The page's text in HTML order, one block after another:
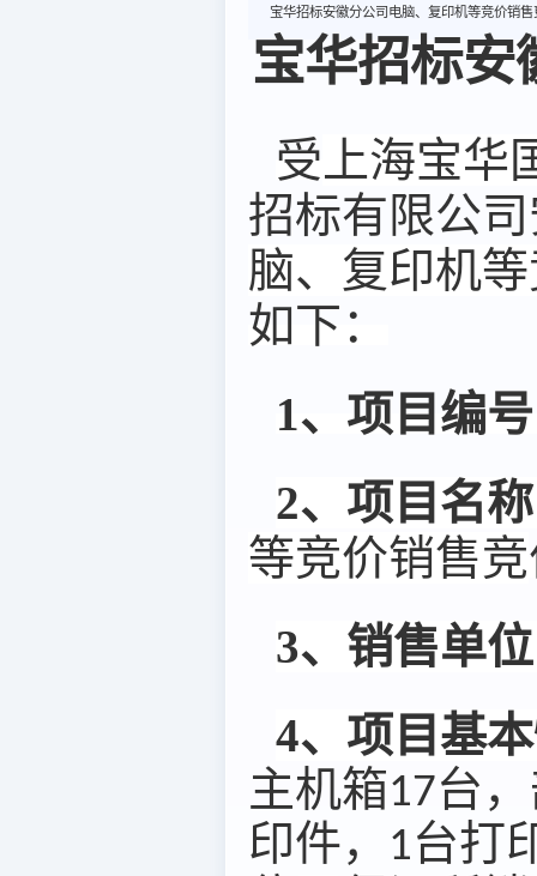
宝华招标安徽分公司电脑、复印机等竞价销
宝华招标安
受 上海宝
招标有限公
脑、复印机
如下：
1、 项目编
2、项目名
等竞价销售竞
3、销售单
4、项目基
主机箱17台
印件，1台打